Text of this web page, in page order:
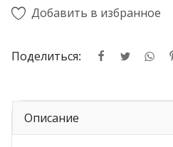
Добавить в избранное
Поделиться:
Описание